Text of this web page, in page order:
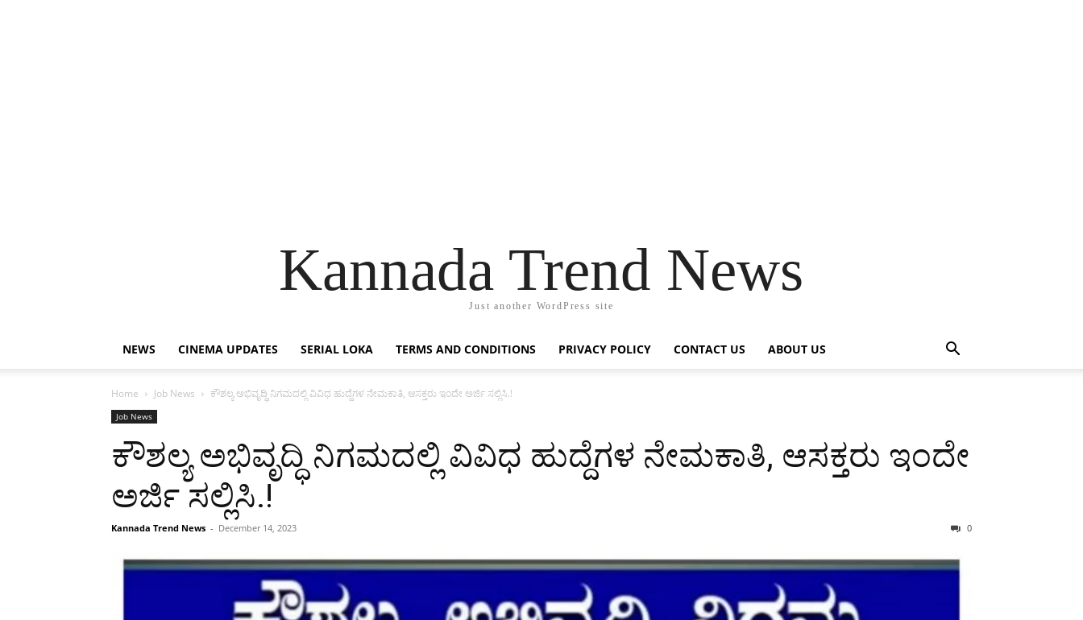
Kannada Trend News
Just another WordPress site
NEWS CINEMA UPDATES SERIAL LOKA TERMS AND CONDITIONS PRIVACY POLICY CONTACT US ABOUT US
Home Job News ಕೌಶಲ್ಯ ಅಭಿವೃದ್ಧಿ ನಿಗಮದಲ್ಲಿ ವಿವಿಧ ಹುದ್ದೆಗಳ ನೇಮಕಾತಿ, ಆಸಕ್ತರು ಇಂದೇ ಅರ್ಜಿ ಸಲ್ಲಿಸಿ.!
Job News
ಕೌಶಲ್ಯ ಅಭಿವೃದ್ಧಿ ನಿಗಮದಲ್ಲಿ ವಿವಿಧ ಹುದ್ದೆಗಳ ನೇಮಕಾತಿ, ಆಸಕ್ತರು ಇಂದೇ
ಅರ್ಜಿ ಸಲ್ಲಿಸಿ.!
Kannada Trend News - December 14, 2023 0